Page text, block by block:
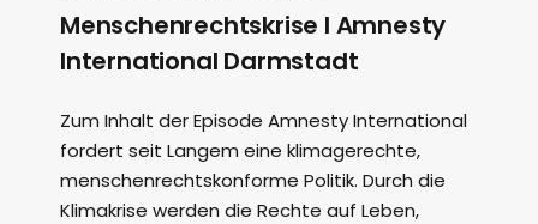
Menschenrechtskrise I Amnesty
International Darmstadt
Zum Inhalt der Episode Amnesty International
fordert seit Langem eine klimagerechte,
menschenrechtskonforme Politik. Durch die
Klimakrise werden die Rechte auf Leben,